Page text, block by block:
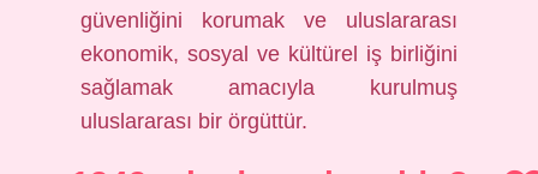
güvenliğini korumak ve uluslararası
ekonomik, sosyal ve kültürel iş birliğini
sağlamak amacıyla kurulmuş
uluslararası bir örgüttür.